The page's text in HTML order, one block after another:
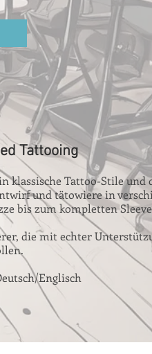
Tattooing
klassische Tattoo-Stile und
und tätowiere in
bis zum kompletten
die mit echter
Englisch